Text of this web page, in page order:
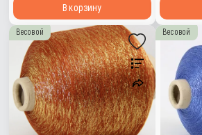
В корзину
Весовой Весовой